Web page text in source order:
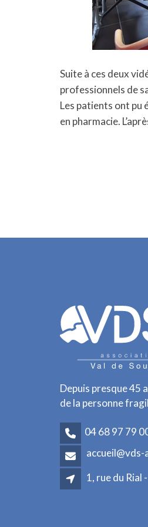
Suite à ces deux
professionnels de
Les patients ont pu
en pharmacie.
Depuis presque 45
de la personne
04 68 97 79
1, rue du Rial